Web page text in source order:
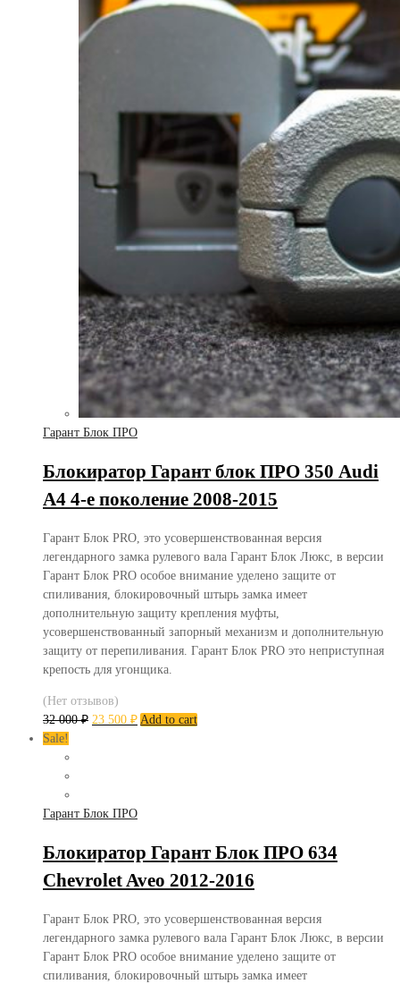
Гарант Блок ПРО
Блокиратор Гарант блок ПРО 350 Audi
A4 4-е поколение 2008-2015
Гарант Блок PRO, это усовершенствованная версия
легендарного замка рулевого вала Гарант Блок Люкс, в версии
Гарант Блок PRO особое внимание уделено защите от
спиливания, блокировочный штырь замка имеет
дополнительную защиту крепления муфты,
усовершенствованный запорный механизм и дополнительную
защиту от перепиливания. Гарант Блок PRO это неприступная
крепость для угонщика.
(Нет отзывов)
32 000₽ 23 500 ₽ Add to cart
Sale!
Гарант Блок ПРО
Блокиратор Гарант Блок ПРО 634
Chevrolet Aveo 2012-2016
Гарант Блок PRO, это усовершенствованная версия
легендарного замка рулевого вала Гарант Блок Люкс, в версии
Гарант Блок PRO особое внимание уделено защите от
спиливания, блокировочный штырь замка имеет